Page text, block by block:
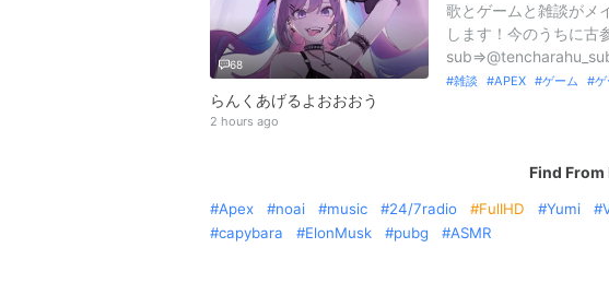
68
らんくあげるよおおおう
2 hours ago
歌とゲームと雑談がメ
します！今のうちに
雑談 APEX ゲーム
Find From
Apex noai music 24/7radio FullHD Yumi
capybara
ElonMusk pubg ASMR